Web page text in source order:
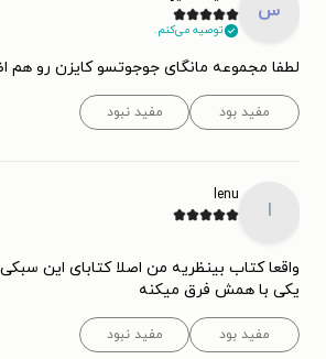
س
توصیه می‌کنم.
لطفا مجموعه مانگای جوجوتسو کایزن رو هم
مفید بود مفید نبود
l
lenu
واقعا کتاب بینظریه من اصلا کتابای این
یکی با همش فرق میکنه
مفید بود مفید نبود